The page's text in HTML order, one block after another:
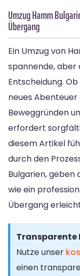
Umzug Hamm
Übergang
Ein Umzug von
spannende,
Entscheidung.
neues
Beweggründen
erfordert
diesem Artikel
durch den
Bulgarien, geben
wie ein
Übergang
Transparente
Nutze unser
einen